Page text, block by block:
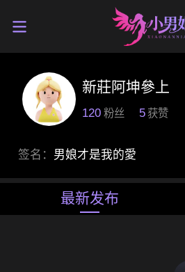
新莊阿坤參上
120 粉丝 5 获赞
签名： 男娘才是我的愛
最新发布